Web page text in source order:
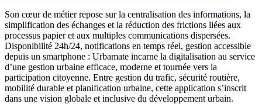
Son cœur de métier repose sur la centralisation des informations, la
simplification des échanges et la réduction des frictions liées aux
processus papier et aux multiples communications dispersées.
Disponibilité 24h/24, notifications en temps réel, gestion accessible
depuis un smartphone : Urbamate incarne la digitalisation au service
d’une gestion urbaine efficace, moderne et tournée vers la
participation citoyenne. Entre gestion du trafic, sécurité routière,
mobilité durable et planification urbaine, cette application s’inscrit
dans une vision globale et inclusive du développement urbain.